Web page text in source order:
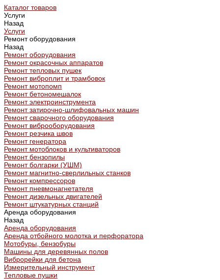
Каталог товаров
Услуги
Назад
Услуги
Ремонт оборудования
Назад
Ремонт оборудования
Ремонт окрасочных аппаратов
Ремонт тепловых пушек
Ремонт виброплит и трамбовок
Ремонт мотопомп
Ремонт бетономешалок
Ремонт электроинструмента
Ремонт затирочно-шлифовальных машин
Ремонт сварочного оборудования
Ремонт виброоборудования
Ремонт резчика швов
Ремонт генератора
Ремонт мотоблоков и культиваторов
Ремонт бензопилы
Ремонт болгарки (УШМ)
Ремонт магнитно-сверлильных станков
Ремонт компрессоров
Ремонт пневмонагнетателя
Ремонт дизельных двигателей
Ремонт штукатурных станций
Аренда оборудования
Назад
Аренда оборудования
Аренда отбойного молотка и перфоратора
Мотобуры, бензобуры
Машины для деревянных полов
Виброрейки для бетона
Измерительный инструмент
Тепловые пушки